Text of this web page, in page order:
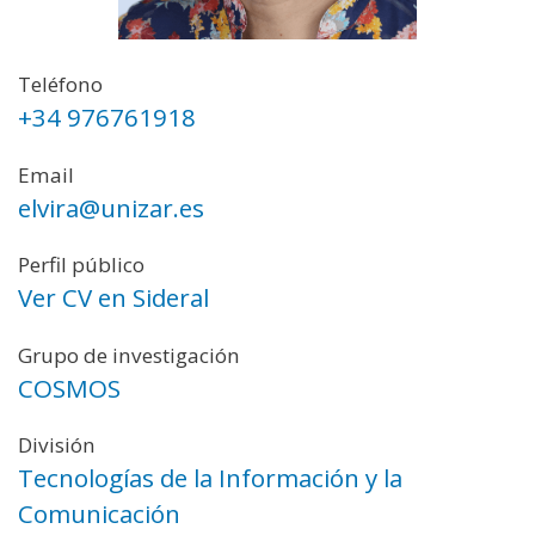
Teléfono
+34 976761918
Email
elvira@unizar.es
Perfil público
Ver CV en Sideral
Grupo de investigación
COSMOS
División
Tecnologías de la Información y la
Comunicación